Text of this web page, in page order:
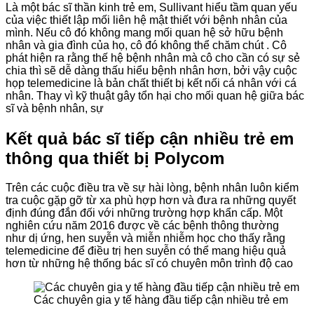
Là một bác sĩthần kinh trẻ em, Sullivant hiểu tầm quan yếu
của việc thiết lập mối liên hệ mật thiết với bệnh nhân của
mình. Nếu cô đó không mang mối quan hệ sở hữu bệnh
nhân và gia đình của họ, cô đó không thể chăm chút. Cô
phát hiện ra rằng thế hệ bệnh nhân mà cô cho cần có sự sẻ
chia thì sẽ dễ dàng thấu hiểu bệnh nhân hơn, bởi vậy cuộc
họp telemedicine là bản chất thiết bị kết nối cá nhân với cá
nhân. Thay vì kỹ thuậtgây tổn hại cho mối quan hệ giữa bác
sĩ và bệnh nhân, sự
Kết quả bác sĩ tiếp cận nhiều trẻ em
thông qua thiết bị Polycom
Trên các cuộc điều tra về sự hài lòng, bệnh nhân luôn kiểm
tra cuộc gặp gỡ từ xa phù hợp hơn và đưa ra những quyết
định đúng đắn đối với những trường hợp khẩn cấp. Một
nghiên cứu năm 2016 được về các bệnh thông thường
như dị ứng, hen suyễn và miễn nhiễm học cho thấy rằng
telemedicine để điều trị hen suyễn có thể mang hiệu quả
hơn từ những hệ thống bác sĩ có chuyên môn trình độ cao
Các chuyên gia y tế hàng đầu tiếp cận nhiều trẻ em